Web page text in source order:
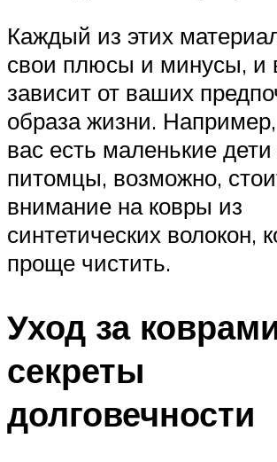
Каждый из этих
свои плюсы и минусы, и
зависит от ваших
образа жизни.
вас есть маленькие
питомцы, возможно,
внимание на ковры из
синтетических волокон,
проще чистить.
Уход за
секреты
долговечности